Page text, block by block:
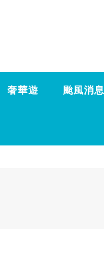
奢華遊 颱風消息